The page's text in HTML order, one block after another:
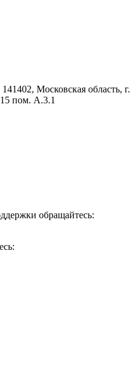
Московская область, г.
пом. А.3.1
обращайтесь: